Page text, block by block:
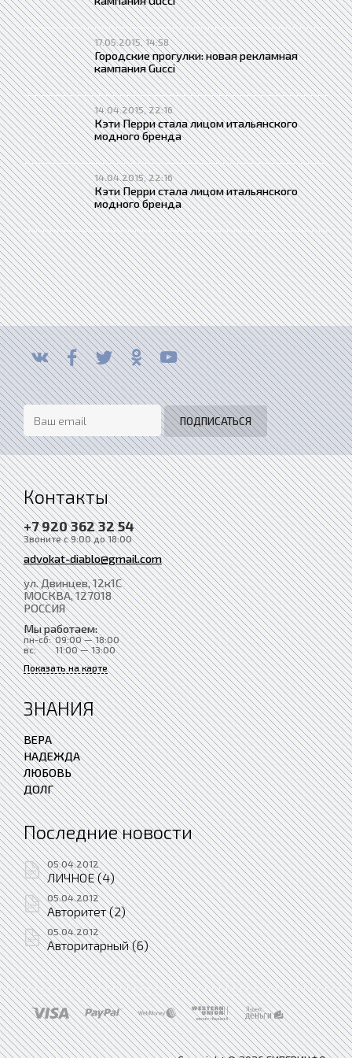
17.05.2015, 14:58
Городские прогулки: новая рекламная
кампания Gucci
14.04.2015, 22:16
Кэти Перри стала лицом итальянского
модного бренда
14.04.2015, 22:16
Кэти Перри стала лицом итальянского
модного бренда
Контакты
+7 920 362 32 54
Звоните с 9:00 до 18:00
advokat-diablo@gmail.com
ул. Двинцев, 12к1С
МОСКВА, 127018
РОССИЯ
Мы работаем:
пн-сб: 09:00 — 18:00
вс:
11:00 — 13:00
Показать на карте
ЗНАНИЯ
ВЕРА
НАДЕЖДА
ЛЮБОВЬ
ДОЛГ
Последние новости
05.04.2012
ЛИЧНОЕ (4)
05.04.2012
Авторитет (2)
05.04.2012
Авторитарный (6)